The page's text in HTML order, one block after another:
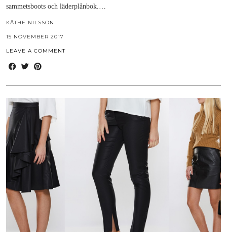
sammetsboots och läderplånbok.…
KÄTHE NILSSON
15 NOVEMBER 2017
LEAVE A COMMENT